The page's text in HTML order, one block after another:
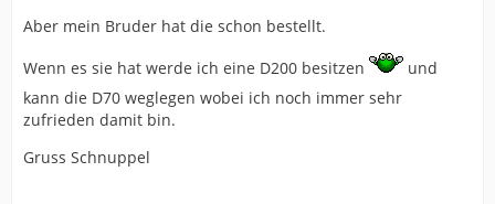
Aber mein Bruder hat die schon bestellt.
Wenn es sie hat werde ich eine D200 besitzen
und
kann die D70 weglegen wobei ich noch immer sehr
zufrieden damit bin.
Gruss Schnuppel